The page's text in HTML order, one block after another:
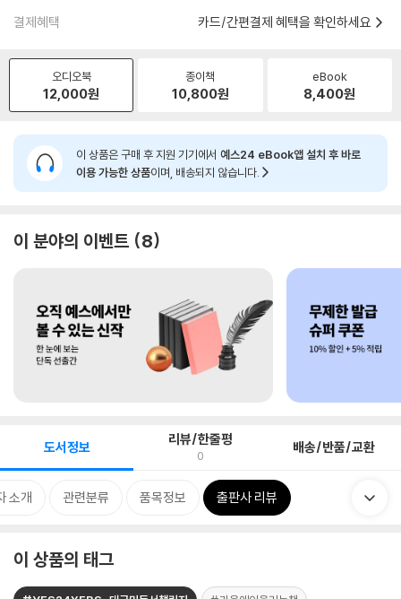
결제혜택 카드/간편결제 혜택을 확인하세요
오디오북
12,000원
종이책
10,800원
eBook
8,400원
이 상품은 구매 후 지원 기기에서 예스24 eBook앱 설치 후 바로
이용 가능한 상품이며, 배송되지 않습니다.
이 분야의 이벤트 8
도서정보 리뷰/한줄평
0 배송/반품/교환
소개 관련분류 품목정보 출판사 리뷰
이 상품의 태그